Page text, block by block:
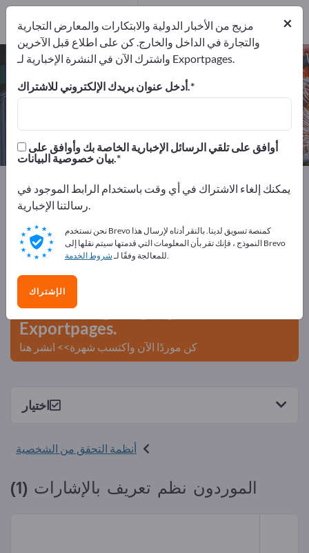
نظم تعريف بالإشارات – اعثر على
الشركات المصنعة والموردين
المصدرين1
المصنعين1
Exportpages الأمان والحماية
الدخول والتعريف
أنظمة التحقق من الشخصية
نظم تعريف بالإشارات
أعلن مجانًا على Exportpages!
الاحتياجات – العروض – السلع المستعملة – جهات الاتصال
التجارية >> ابدأ من هنا
انشر شركتك ومنتجاتك على
Exportpages.
كن موردًا الآن واكتسب شهرة>> انشر هنا
اختيار
أنظمة التحقق من الشخصية
الموردون نظم تعريف بالإشارات (1)
×
مزيج من الأخبار الدولية والابتكارات والمعارض التجارية
والتجارة في الداخل والخارج. كن على اطلاع قبل الآخرين
واشترك الآن في النشرة الإخبارية لـ Exportpages.
أدخل عنوان بريدك الإلكتروني للاشتراك.
بيان خصوصية البيانات.
يمكنك إلغاء الاشتراك في أي وقت باستخدام الرابط الموجود في
رسالتنا الإخبارية.
نحن نستخدم Brevo كمنصة تسويق لدينا. بالنقر أدناه لإرسال هذا
النموذج ، فإنك تقر بأن المعلومات التي قدمتها سيتم نقلها إلى Brevo
للمعالجة وفقًا لـشروط الخدمة .
الإشتراك